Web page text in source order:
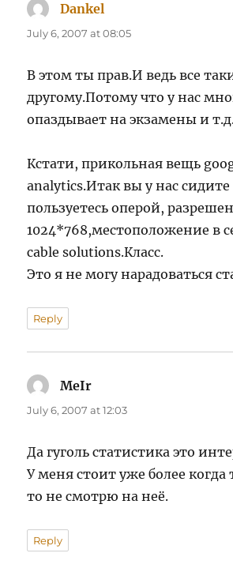
Dankel
July 6, 2007 at 08:05
В этом ты прав.И ведь все
другому.Потому что у нас
опаздывает на экзамены и
Кстати, прикольная вещь
analytics.Итак вы у нас
пользуетесь оперой,
1024*768,местоположение в
cable solutions.Класс.
Это я не могу нарадоваться
Reply
MeIr
July 6, 2007 at 12:03
Да гуголь статистика это
У меня стоит уже более когда
то не смотрю на неё.
Reply